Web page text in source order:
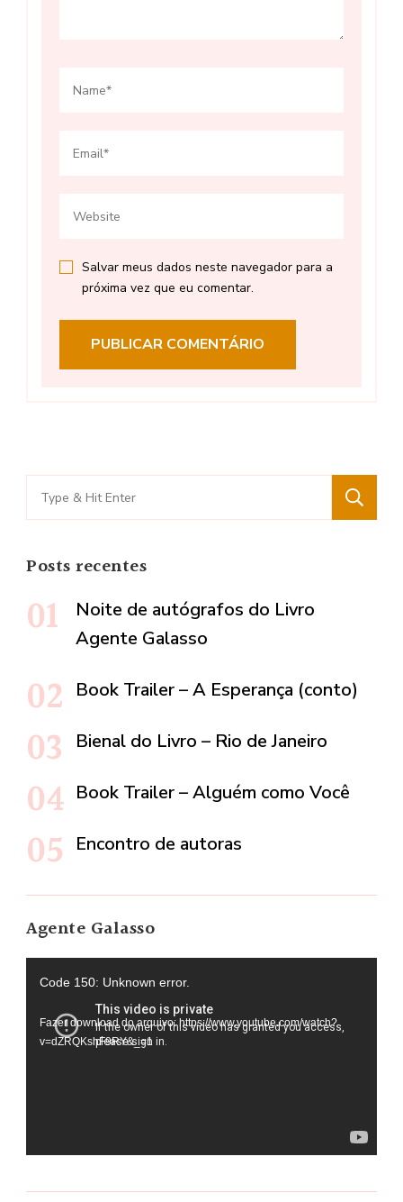
Salvar meus dados neste navegador para a
próxima vez que eu comentar.
Search
for:
Posts recentes
Noite de autógrafos do Livro
Agente Galasso
Book Trailer – A Esperança (conto)
Bienal do Livro – Rio de Janeiro
Book Trailer – Alguém como Você
Encontro de autoras
Agente Galasso
vídeo
Code 150: Unknown error.
Fazer download do arquivo: https://www.youtube.com/watch?
v=dZRQKshF9RY&_=1